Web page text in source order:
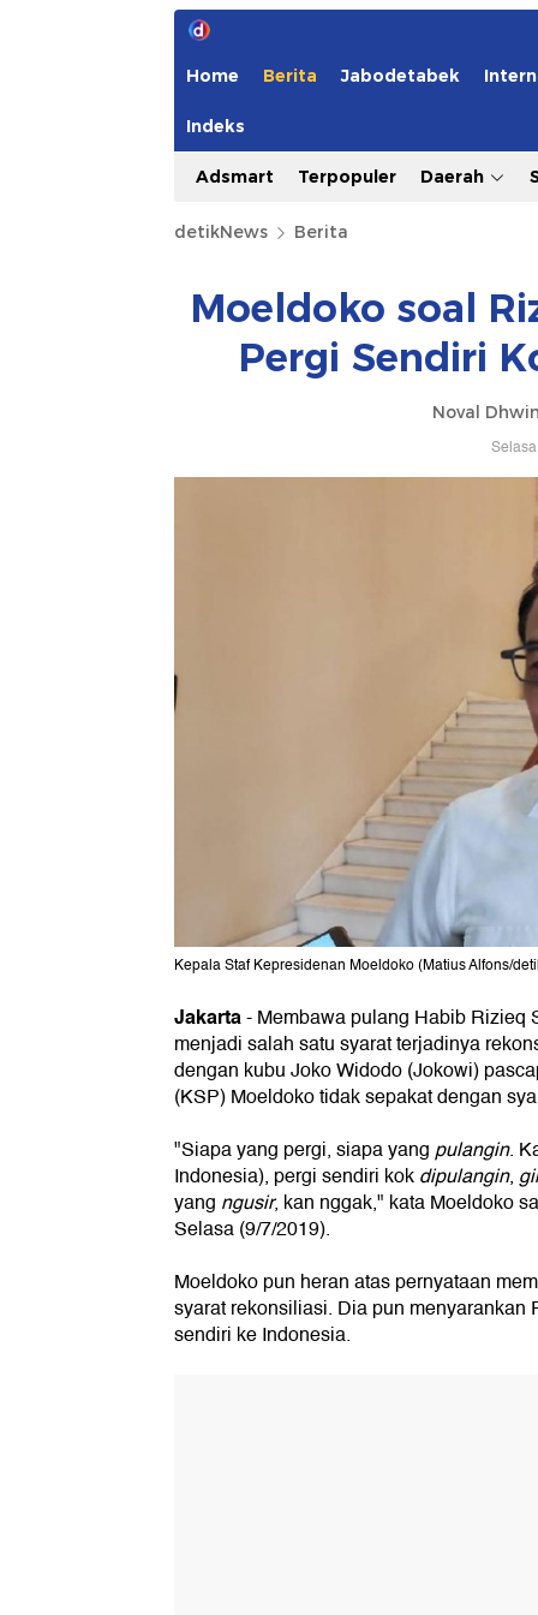
Home Berita Jabodetabek
Indeks
Adsmart Terpopuler Daerah
detikNews Berita
Moeldoko soal
Pergi Sendiri
Noval
Kepala Staf Kepresidenan Moeldoko (Matius Alfons/
Jakarta-Membawa pulang Habib Rizieq
menjadi salah satu syarat terjadinya
dengan kubu Joko Widodo (Jokowi)
(KSP) Moeldoko tidak sepakat dengan
"Siapa yang pergi, siapa yangpulangin.
Indonesia), pergi sendiri kokdipulangin,
yang ngusir, kan nggak," kata Moeldoko
Selasa (9/7/2019).
Moeldoko pun heran atas pernyataan
syarat rekonsiliasi. Dia pun menyarankan
sendiri ke Indonesia.